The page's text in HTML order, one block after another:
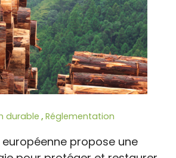
durable, Réglementation
propose une